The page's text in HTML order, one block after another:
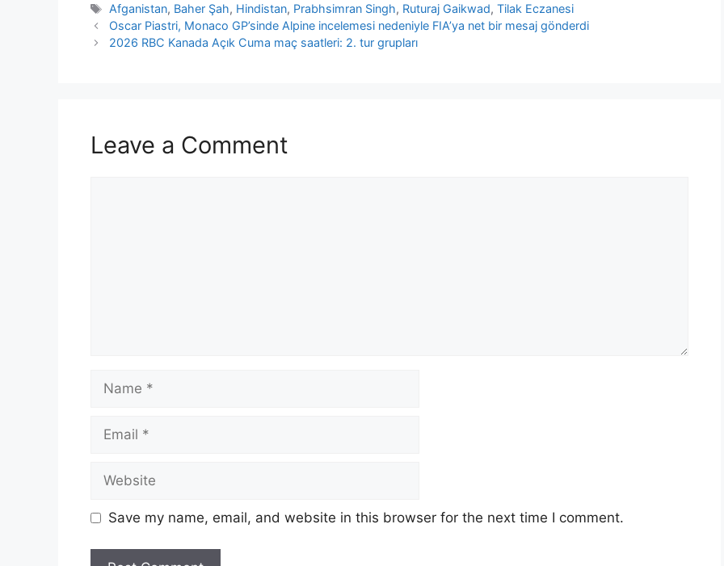
Tags
Afganistan, Baher Şah, Hindistan, Prabhsimran Singh, Ruturaj Gaikwad,Tilak Eczanesi
Oscar Piastri, Monaco GP’sinde Alpine incelemesi nedeniyle FIA’ya net bir mesaj gönderdi
2026 RBC Kanada Açık Cuma maç saatleri: 2. tur grupları
Leave a Comment
Name
Email
Website
Save my name, email, and website in this browser for the next time I comment.